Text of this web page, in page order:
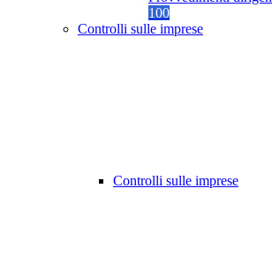
100
Controlli sulle imprese
Controlli sulle imprese